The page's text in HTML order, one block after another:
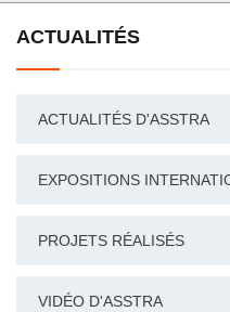
ACTUALITÉS
ACTUALITÉS D'ASSTRA
EXPOSITIONS
PROJETS RÉALISÉS
VIDÉO D'ASSTRA